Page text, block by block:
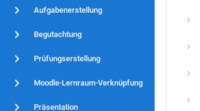
Aufgabenerstellung
Begutachtung
Prüfungserstellung
Moodle-Lernraum-Verknüpfung
Präsentation